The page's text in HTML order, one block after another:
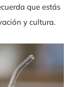
que estás
y cultura.